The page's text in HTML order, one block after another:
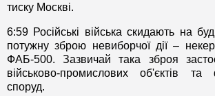
тиску Москві.
6:59 Російські війська скидають на
потужну зброю невиборчої дії –
ФАБ-500. Зазвичай така зброя
військово-промислових об'єктів та
споруд.